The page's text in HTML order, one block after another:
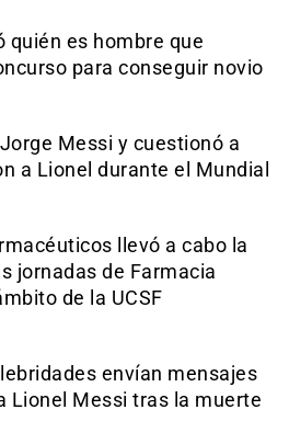
quién es hombre que
para conseguir novio
Messi y cuestionó a
a Lionel durante el Mundial
llevó a cabo la
jornadas de Farmacia
de la UCSF
envían mensajes
Lionel Messi tras la muerte